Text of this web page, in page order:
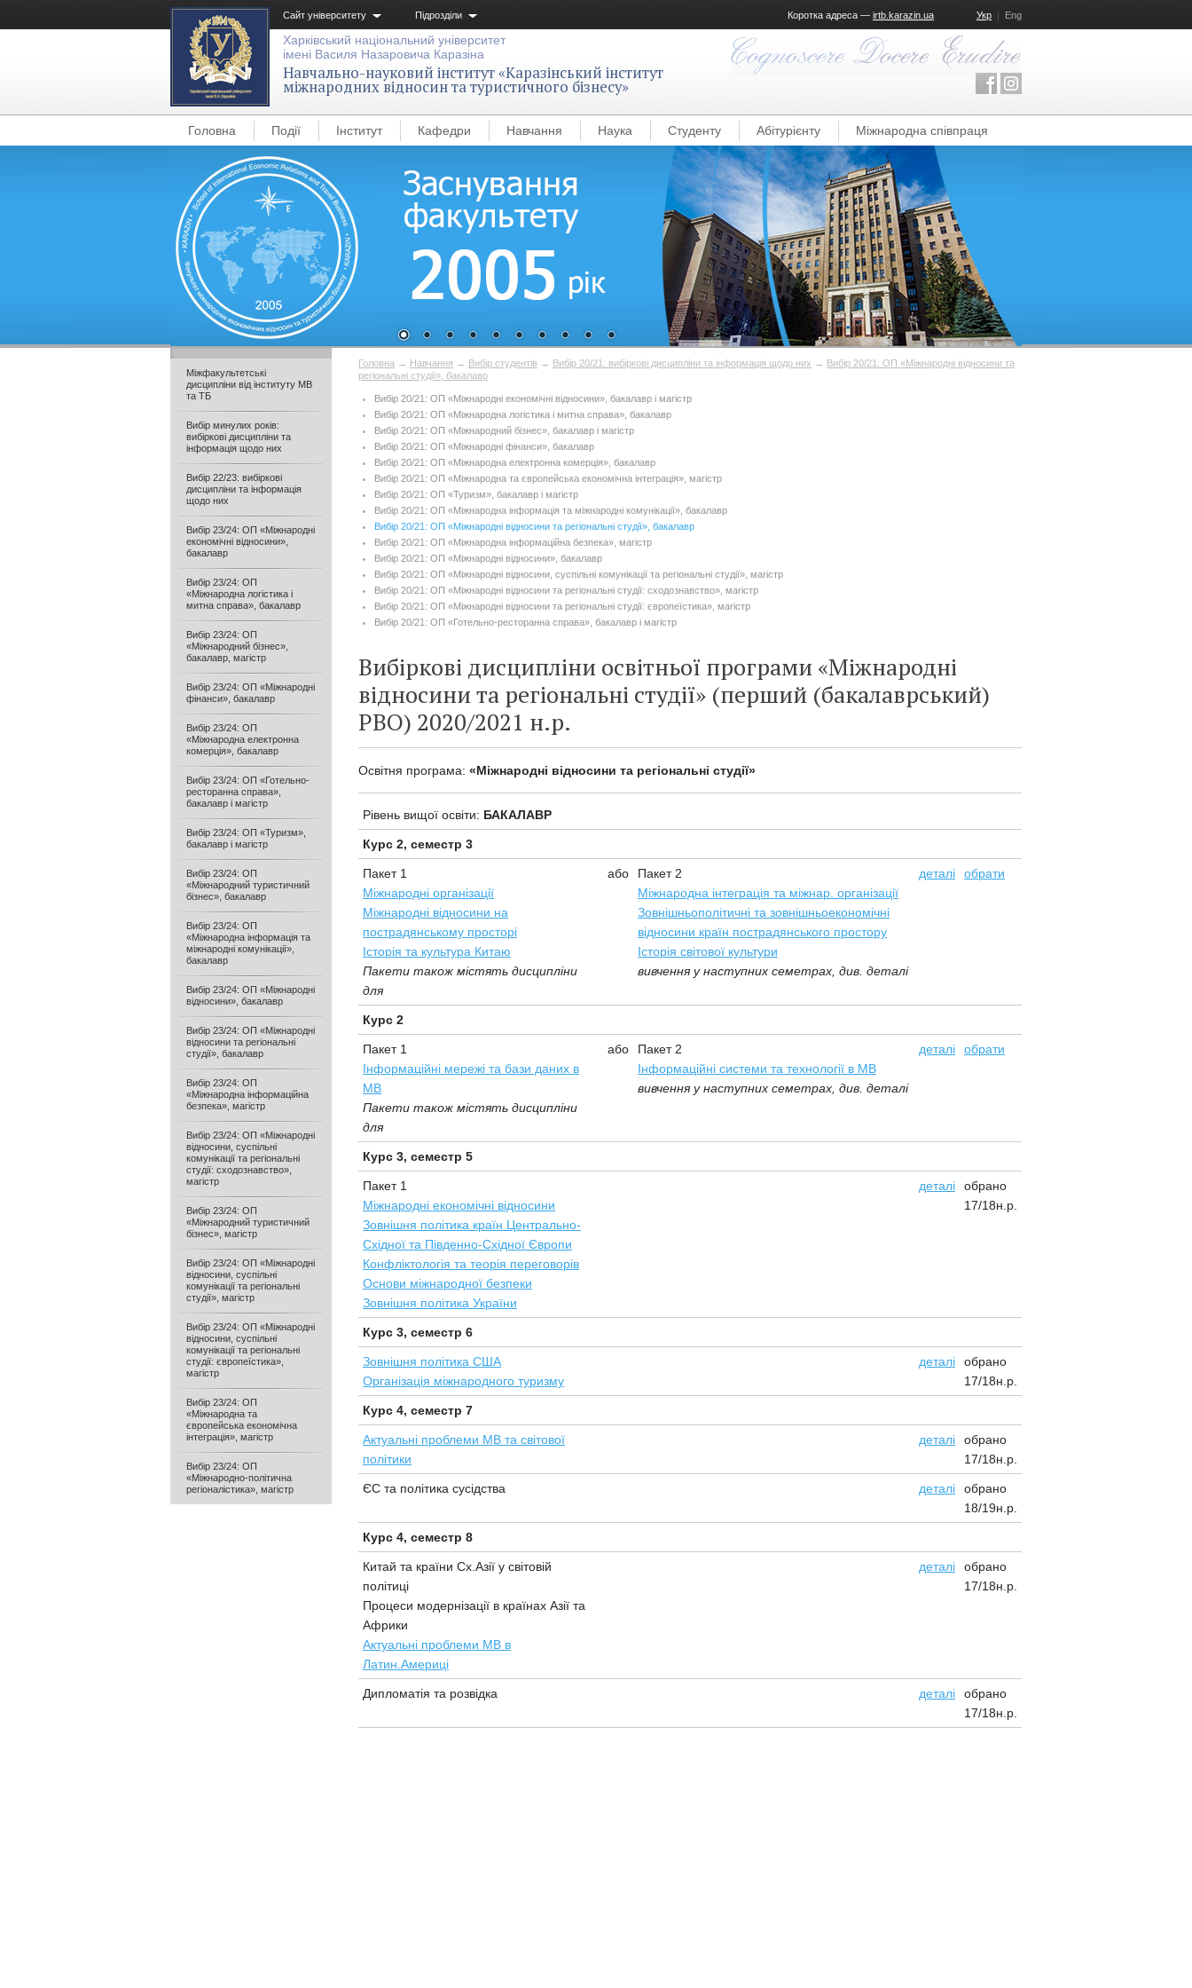
Сайт університету Підрозділи Укр Eng
Коротка адреса — irtb.karazin.ua
Харківський національний університет
імені Василя Назаровича Каразіна
Навчально-науковий інститут «Каразінський інститут
міжнародних відносин та туристичного бізнесу»
Головна Події Інститут Кафедри Навчання Наука Студенту Абітурієнту Міжнародна співпраця
Головна → Навчання → Вибір студентів → Вибір 20/21: вибіркові дисципліни та інформація щодо них → Вибір 20/21: ОП «Міжнародні відносини та
регіональні студії», бакалавр
Вибір 20/21: ОП «Міжнародні економічні відносини», бакалавр і магістр
Вибір 20/21: ОП «Міжнародна логістика і митна справа», бакалавр
Вибір 20/21: ОП «Міжнародний бізнес», бакалавр і магістр
Вибір 20/21: ОП «Міжнародні фінанси», бакалавр
Вибір 20/21: ОП «Міжнародна електронна комерція», бакалавр
Вибір 20/21: ОП «Міжнародна та європейська економічна інтеграція», магістр
Вибір 20/21: ОП «Туризм», бакалавр і магістр
Вибір 20/21: ОП «Міжнародна інформація та міжнародні комунікації», бакалавр
Вибір 20/21: ОП «Міжнародні відносини та регіональні студії», бакалавр
Вибір 20/21: ОП «Міжнародна інформаційна безпека», магістр
Вибір 20/21: ОП «Міжнародні відносини», бакалавр
Вибір 20/21: ОП «Міжнародні відносини, суспільні комунікації та регіональні студії», магістр
Вибір 20/21: ОП «Міжнародні відносини та регіональні студії: сходознавство», магістр
Вибір 20/21: ОП «Міжнародні відносини та регіональні студії: європеїстика», магістр
Вибір 20/21: ОП «Готельно-ресторанна справа», бакалавр і магістр
Вибіркові дисципліни освітньої програми «Міжнародні
відносини та регіональні студії» (перший (бакалаврський)
РВО) 2020/2021 н.р.
Освітня програма: «Міжнародні відносини та регіональні студії»
Рівень вищої освіти: БАКАЛАВР
Курс 2, семестр 3
Пакет 1
Міжнародні організації
Міжнародні відносини на
пострадянському просторі
Історія та культура Китаю
Пакети також містять дисципліни
для
або Пакет 2
Міжнародна інтеграція та міжнар. організації
Зовнішньополітичні та зовнішньоекономічні
відносини країн пострадянського простору
Історія світової культури
вивчення у наступних семетрах, див. деталі
деталі обрати
Курс 2
Пакет 1
Інформаційні мережі та бази даних в
МВ
Пакети також містять дисципліни
для
або Пакет 2
Інформаційні системи та технології в МВ
вивчення у наступних семетрах, див. деталі
деталі обрати
Курс 3, семестр 5
Пакет 1
Міжнародні економічні відносини
Зовнішня політика країн Центрально-
Східної та Південно-Східної Європи
Конфліктологія та теорія переговорів
Основи міжнародної безпеки
Зовнішня політика України
деталі
обрано
17/18н.р.
Курс 3, семестр 6
Зовнішня політика США
Організація міжнародного туризму
деталі
обрано
17/18н.р.
Курс 4, семестр 7
Актуальні проблеми МВ та світової
політики
деталі
обрано
17/18н.р.
ЄС та політика сусідства деталі
обрано
18/19н.р.
Курс 4, семестр 8
Китай та країни Сх.Азії у світовій
політиці
Процеси модернізації в країнах Азії та
Африки
Актуальні проблеми МВ в
Латин.Америці
деталі
обрано
17/18н.р.
Дипломатія та розвідка деталі
обрано
17/18н.р.
Міжфакультетські
дисципліни від інституту МВ
та ТБ
Вибір минулих років:
вибіркові дисципліни та
інформація щодо них
Вибір 22/23: вибіркові
дисципліни та інформація
щодо них
Вибір 23/24: ОП «Міжнародні
економічні відносини»,
бакалавр
Вибір 23/24: ОП
«Міжнародна логістика і
митна справа», бакалавр
Вибір 23/24: ОП
«Міжнародний бізнес»,
бакалавр, магістр
Вибір 23/24: ОП «Міжнародні
фінанси», бакалавр
Вибір 23/24: ОП
«Міжнародна електронна
комерція», бакалавр
Вибір 23/24: ОП «Готельно-
ресторанна справа»,
бакалавр і магістр
Вибір 23/24: ОП «Туризм»,
бакалавр і магістр
Вибір 23/24: ОП
«Міжнародний туристичний
бізнес», бакалавр
Вибір 23/24: ОП
«Міжнародна інформація та
міжнародні комунікації»,
бакалавр
Вибір 23/24: ОП «Міжнародні
відносини», бакалавр
Вибір 23/24: ОП «Міжнародні
відносини та регіональні
студії», бакалавр
Вибір 23/24: ОП
«Міжнародна інформаційна
безпека», магістр
Вибір 23/24: ОП «Міжнародні
відносини, суспільні
комунікації та регіональні
студії: сходознавство»,
магістр
Вибір 23/24: ОП
«Міжнародний туристичний
бізнес», магістр
Вибір 23/24: ОП «Міжнародні
відносини, суспільні
комунікації та регіональні
студії», магістр
Вибір 23/24: ОП «Міжнародні
відносини, суспільні
комунікації та регіональні
студії: європеїстика»,
магістр
Вибір 23/24: ОП
«Міжнародна та
європейська економічна
інтеграція», магістр
Вибір 23/24: ОП
«Міжнародно-політична
регіоналістика», магістр